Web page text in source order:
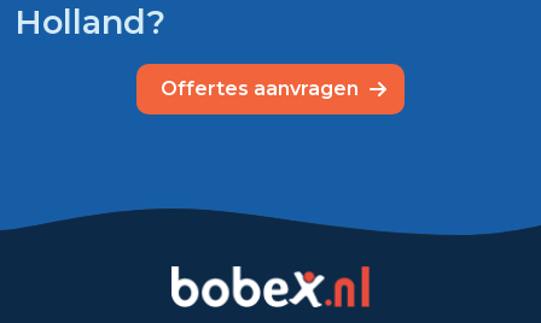
Holland?
Offertes aanvragen